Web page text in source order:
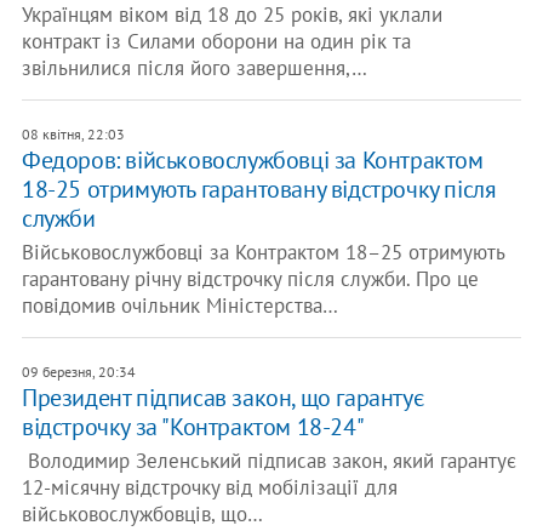
Українцям віком від 18 до 25 років, які уклали
контракт із Силами оборони на один рік та
звільнилися після його завершення,…
08 квітня, 22:03
Федоров: військовослужбовці за Контрактом
18-25 отримують гарантовану відстрочку після
служби
Військовослужбовці за Контрактом 18–25 отримують
гарантовану річну відстрочку після служби. Про це
повідомив очільник Міністерства…
09 березня, 20:34
Президент підписав закон, що гарантує
відстрочку за "Контрактом 18-24"
Володимир Зеленський підписав закон, який гарантує
12-місячну відстрочку від мобілізації для
військовослужбовців, що…